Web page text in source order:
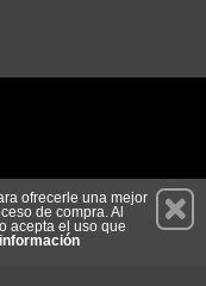
Suscríbete
ofrecerle una mejor
de compra. Al
acepta el uso que